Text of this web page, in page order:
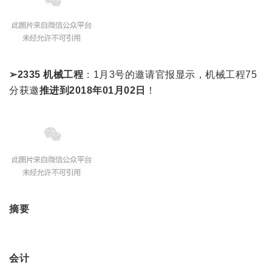
➢2335 机械工程 ：1月3号的邀请官报显示，机械工程75
分获邀推进到2018年01月02日 ！
摘要
会计